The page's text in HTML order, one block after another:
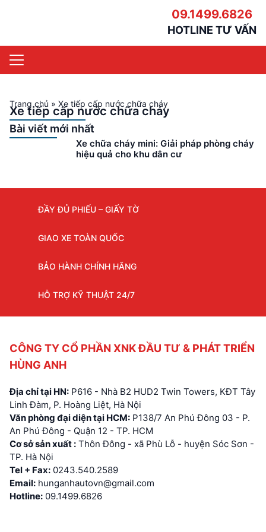
09.1499.6826
HOTLINE TƯ VẤN
Trang chủ » Xe tiếp cấp nước chữa cháy
Xe tiếp cấp nước chữa cháy
Bài viết mới nhất
Xe chữa cháy mini: Giải pháp phòng cháy
hiệu quả cho khu dân cư
ĐẦY ĐỦ PHIẾU – GIẤY TỜ
GIAO XE TOÀN QUỐC
BẢO HÀNH CHÍNH HÃNG
HỖ TRỢ KỸ THUẬT 24/7
CÔNG TY CỔ PHẦN XNK ĐẦU TƯ & PHÁT TRIỂN
HÙNG ANH
Địa chỉ tại HN: P616 - Nhà B2 HUD2 Twin Towers, KĐT Tây
Linh Đàm, P. Hoàng Liệt, Hà Nội
Văn phòng đại diện tại HCM: P138/7 An Phú Đông 03 - P.
An Phú Đông - Quận 12 - TP. HCM
Cơ sở sản xuất : Thôn Đông - xã Phù Lỗ - huyện Sóc Sơn -
TP. Hà Nội
Tel + Fax: 0243.540.2589
Email: hunganhautovn@gmail.com
Hotline: 09.1499.6826